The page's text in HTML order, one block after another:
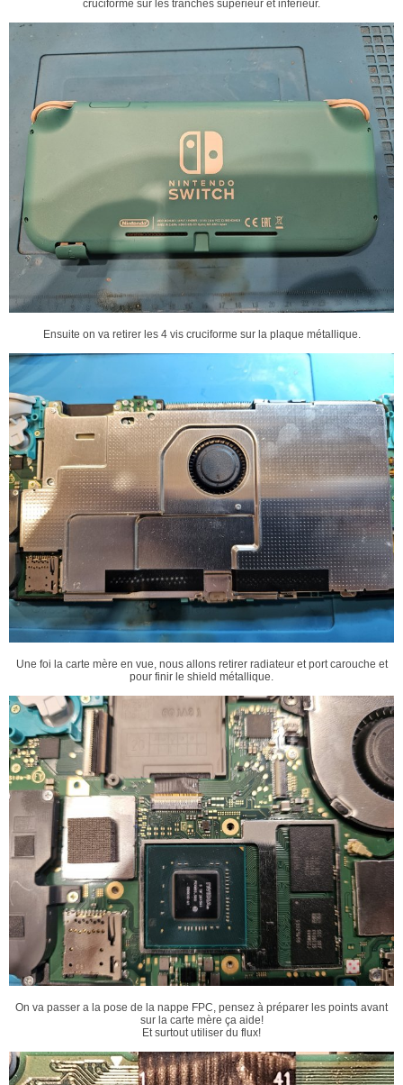
cruciforme sur les tranches supérieur et inférieur.
Ensuite on va retirer les 4 vis cruciforme sur la plaque métallique.
Une foi la carte mère en vue, nous allons retirer radiateur et port carouche et
pour finir le shield métallique.
On va passer a la pose de la nappe FPC, pensez à préparer les points avant
sur la carte mère ça aide!
Et surtout utiliser du flux!